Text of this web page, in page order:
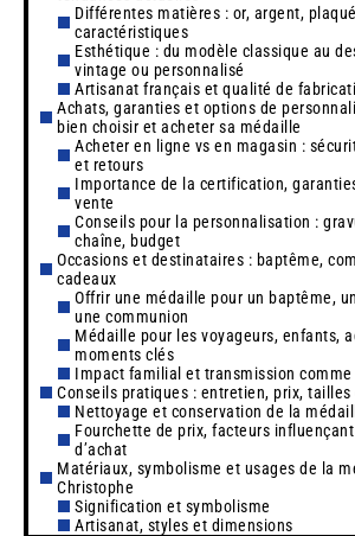
Différentes matières : or, argent,
caractéristiques
Esthétique : du modèle classique au
vintage ou personnalisé
Artisanat français et qualité de
Achats, garanties et options de
bien choisir et acheter sa médaille
Acheter en ligne vs en magasin :
et retours
Importance de la certification,
vente
Conseils pour la personnalisation :
chaîne, budget
Occasions et destinataires : baptême,
cadeaux
Offrir une médaille pour un baptême,
une communion
Médaille pour les voyageurs, enfants,
moments clés
Impact familial et transmission
Conseils pratiques : entretien, prix,
Nettoyage et conservation de la
Fourchette de prix, facteurs
d’achat
Matériaux, symbolisme et usages de la
Christophe
Signification et symbolisme
Artisanat, styles et dimensions